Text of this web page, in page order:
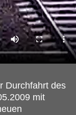
Durchfahrt des
mit